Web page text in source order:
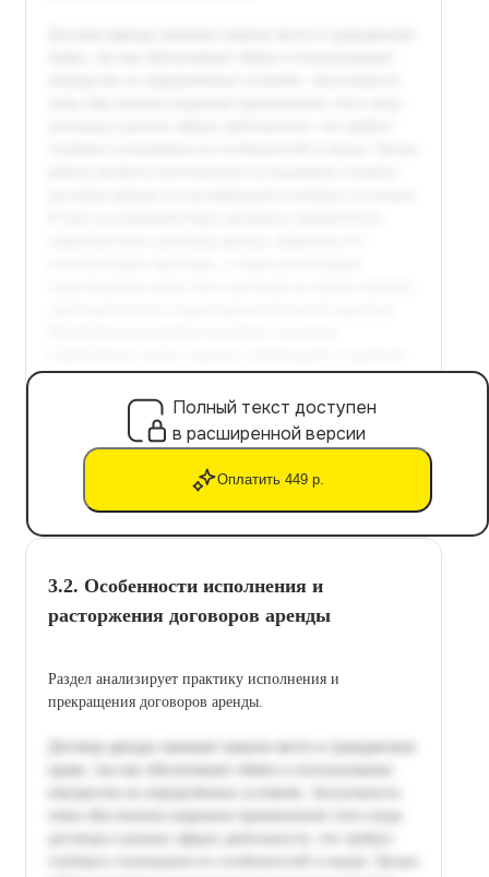
Полный текст доступен
в расширенной версии
Оплатить 449 р.
3.2. Особенности исполнения и
расторжения договоров аренды
Раздел анализирует практику исполнения и
прекращения договоров аренды.